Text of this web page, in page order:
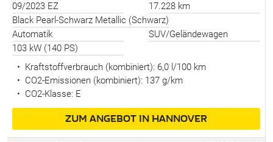
09/2023 EZ
17.228 km
Black Pearl-Schwarz Metallic (Schwarz)
Automatik
SUV/Geländewagen
103 kW (140 PS)
•
Kraftstoffverbrauch (kombiniert): 6,0 l/100 km
• CO2-Emissionen (kombiniert): 137 g/km
• CO2-Klasse: E
ZUM ANGEBOT IN HANNOVER